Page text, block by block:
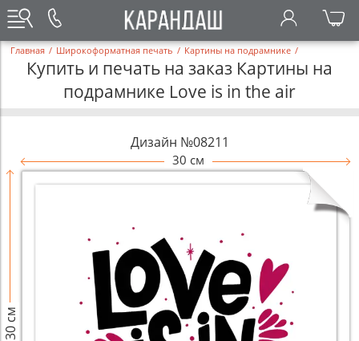
Главная / Широкоформатная печать / Картины на подрамнике /
Купить и печать на заказ Картины на
подрамнике Love is in the air
Дизайн №08211
30 см
30 см